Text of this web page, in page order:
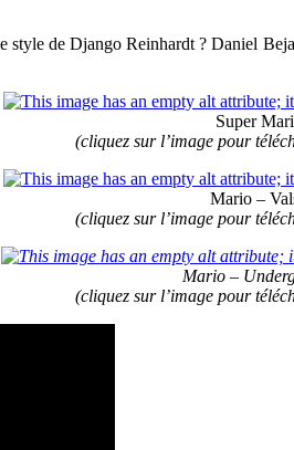
de Django Reinhardt ? Daniel
Super
(cliquez sur l’image pour
Mario –
(cliquez sur l’image pour
Mario –
(cliquez sur l’image pour